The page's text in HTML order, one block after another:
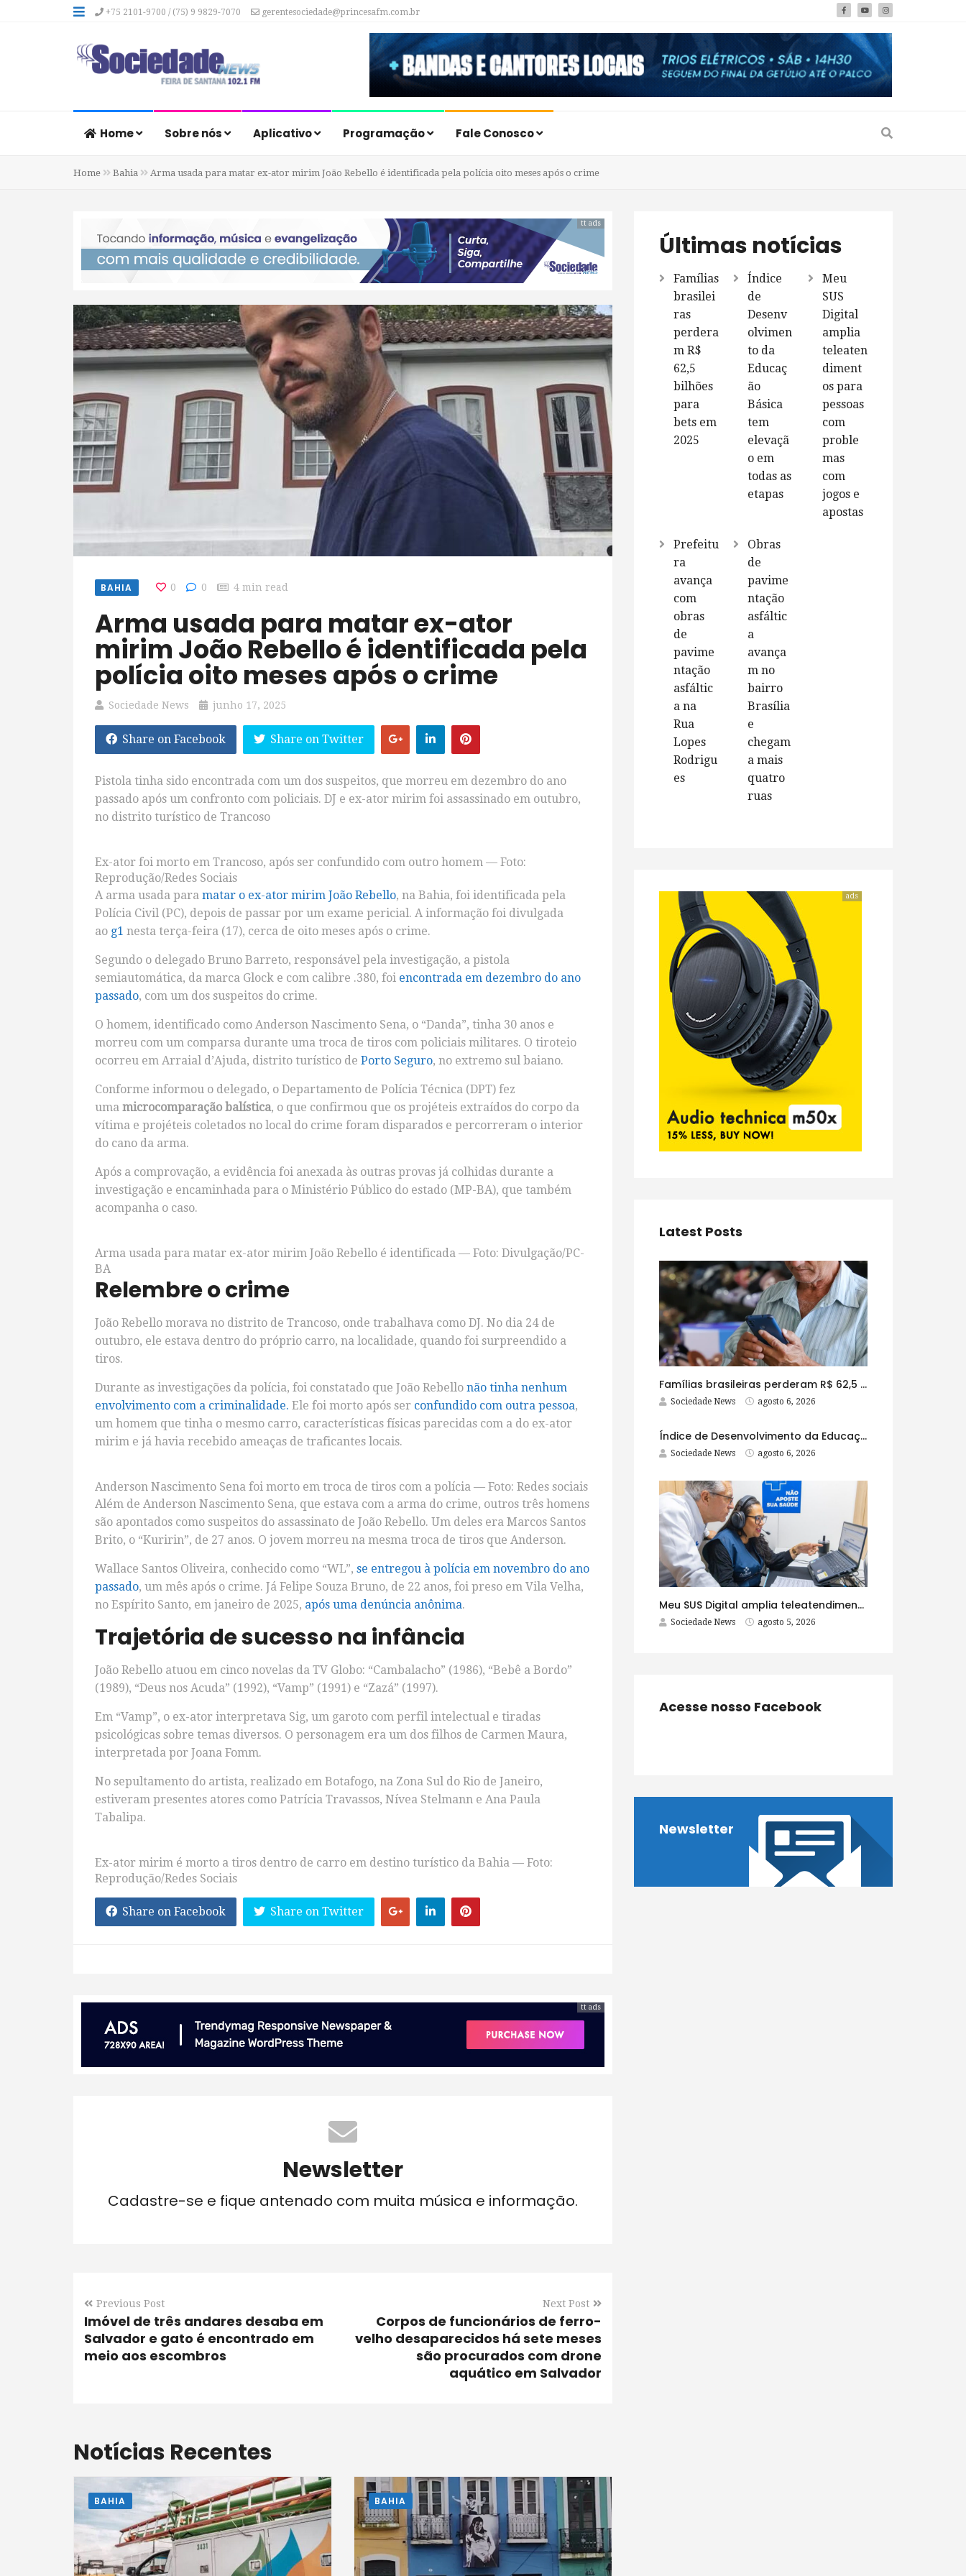
+75 2101-9700 / (75) 9 9829-7070 gerentesociedade@princesafm.com.br
Home Sobre nós Aplicativo Programação Fale Conosco
Home Bahia Arma usada para matar ex-ator mirim João Rebello é identificada pela polícia oito meses após o crime
tt ads
BAHIA 0 0 4 min read
Arma usada para matar ex-ator
mirim João Rebello é identificada pela
polícia oito meses após o crime
Sociedade News junho 17, 2025
Share on Facebook Share on Twitter
Pistola tinha sido encontrada com um dos suspeitos, que morreu em dezembro do ano
passado após um confronto com policiais. DJ e ex-ator mirim foi assassinado em outubro,
no distrito turístico de Trancoso
Ex-ator foi morto em Trancoso, após ser confundido com outro homem — Foto:
Reprodução/Redes Sociais
A arma usada para matar o ex-ator mirim João Rebello, na Bahia, foi identificada pela
Polícia Civil (PC), depois de passar por um exame pericial. A informação foi divulgada
ao g1 nesta terça-feira (17), cerca de oito meses após o crime.
Segundo o delegado Bruno Barreto, responsável pela investigação, a pistola
semiautomática, da marca Glock e com calibre .380, foi encontrada em dezembro do ano
passado, com um dos suspeitos do crime.
O homem, identificado como Anderson Nascimento Sena, o “Danda”, tinha 30 anos e
morreu com um comparsa durante uma troca de tiros com policiais militares. O tiroteio
ocorreu em Arraial d’Ajuda, distrito turístico de Porto Seguro, no extremo sul baiano.
Conforme informou o delegado, o Departamento de Polícia Técnica (DPT) fez
uma microcomparação balística, o que confirmou que os projéteis extraídos do corpo da
vítima e projéteis coletados no local do crime foram disparados e percorreram o interior
do cano da arma.
Após a comprovação, a evidência foi anexada às outras provas já colhidas durante a
investigação e encaminhada para o Ministério Público do estado (MP-BA), que também
acompanha o caso.
Arma usada para matar ex-ator mirim João Rebello é identificada — Foto: Divulgação/PC-
BA
Relembre o crime
João Rebello morava no distrito de Trancoso, onde trabalhava como DJ. No dia 24 de
outubro, ele estava dentro do próprio carro, na localidade, quando foi surpreendido a
tiros.
Durante as investigações da polícia, foi constatado que João Rebello não tinha nenhum
envolvimento com a criminalidade. Ele foi morto após ser confundido com outra pessoa,
um homem que tinha o mesmo carro, características físicas parecidas com a do ex-ator
mirim e já havia recebido ameaças de traficantes locais.
Anderson Nascimento Sena foi morto em troca de tiros com a polícia — Foto: Redes sociais
Além de Anderson Nascimento Sena, que estava com a arma do crime, outros três homens
são apontados como suspeitos do assassinato de João Rebello. Um deles era Marcos Santos
Brito, o “Kuririn”, de 27 anos. O jovem morreu na mesma troca de tiros que Anderson.
Wallace Santos Oliveira, conhecido como “WL”, se entregou à polícia em novembro do ano
passado, um mês após o crime. Já Felipe Souza Bruno, de 22 anos, foi preso em Vila Velha,
no Espírito Santo, em janeiro de 2025, após uma denúncia anônima.
Trajetória de sucesso na infância
João Rebello atuou em cinco novelas da TV Globo: “Cambalacho” (1986), “Bebê a Bordo”
(1989), “Deus nos Acuda” (1992), “Vamp” (1991) e “Zazá” (1997).
Em “Vamp”, o ex-ator interpretava Sig, um garoto com perfil intelectual e tiradas
psicológicas sobre temas diversos. O personagem era um dos filhos de Carmen Maura,
interpretada por Joana Fomm.
No sepultamento do artista, realizado em Botafogo, na Zona Sul do Rio de Janeiro,
estiveram presentes atores como Patrícia Travassos, Nívea Stelmann e Ana Paula
Tabalipa.
Ex-ator mirim é morto a tiros dentro de carro em destino turístico da Bahia — Foto:
Reprodução/Redes Sociais
Share on Facebook Share on Twitter
tt ads
Newsletter
Cadastre-se e fique antenado com muita música e informação.
Previous Post
Imóvel de três andares desaba em
Salvador e gato é encontrado em
meio aos escombros
Next Post
Corpos de funcionários de ferro-
velho desaparecidos há sete meses
são procurados com drone
aquático em Salvador
Notícias Recentes
BAHIA BAHIA
Últimas notícias
Famílias
brasilei
ras
perdera
m R$
62,5
bilhões
para
bets em
2025
Índice
de
Desenv
olvimen
to da
Educaç
ão
Básica
tem
elevaçã
o em
todas as
etapas
Meu
SUS
Digital
amplia
teleaten
diment
os para
pessoas
com
proble
mas
com
jogos e
apostas
Prefeitu
ra
avança
com
obras
de
pavime
ntação
asfáltic
a na
Rua
Lopes
Rodrigu
es
Obras
de
pavime
ntação
asfáltic
a
avança
m no
bairro
Brasília
e
chegam
a mais
quatro
ruas
ads
Latest Posts
Famílias brasileiras perderam R$ 62,5 bilhões para bets em 2025
Sociedade News agosto 6, 2026
Índice de Desenvolvimento da Educação Básica tem elevação em todas as etapas
Sociedade News agosto 6, 2026
Meu SUS Digital amplia teleatendimentos para pessoas com problemas com jogos e apostas
Sociedade News agosto 5, 2026
Acesse nosso Facebook
Newsletter